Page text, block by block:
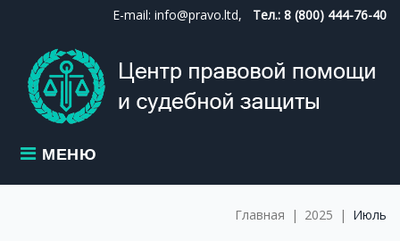
content
E-mail: info@pravo.ltd, Тел.: 8 (800) 444-76-40
МЕНЮ
Главная | 2025 | Июль